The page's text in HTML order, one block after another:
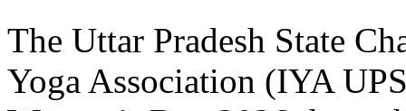
The Uttar Pradesh State
Yoga Association (IYA